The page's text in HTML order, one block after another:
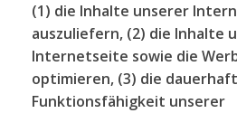
(1) die Inhalte unserer
auszuliefern, (2) die Inhalte
Internetseite sowie die
optimieren, (3) die
Funktionsfähigkeit unserer